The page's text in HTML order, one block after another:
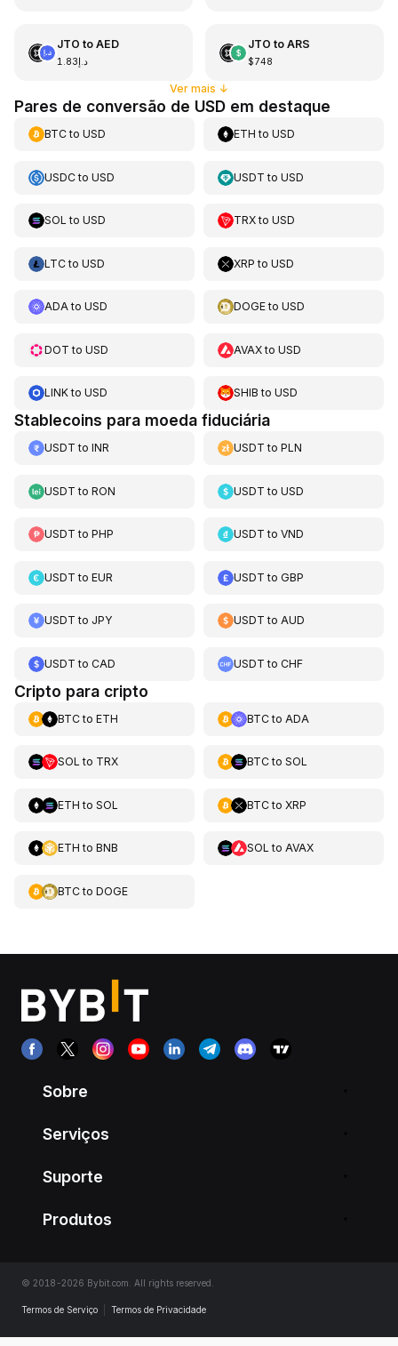
JTO to AED
د.إ1.83
JTO to ARS
$748
Ver mais ↓
Pares de conversão de USD em destaque
BTCto USD ETH toUSD
USDCto USD USDT toUSD
SOL to USD TRXtoUSD
LTCto USD XRP toUSD
ADAto USD DOGEtoUSD
DOT to USD AVAXtoUSD
LINKto USD SHIB toUSD
Stablecoins para moeda fiduciária
USDT to INR USDT toPLN
USDT to RON USDT toUSD
USDT to PHP USDT toVND
USDT to EUR USDT toGBP
USDT to JPY USDT toAUD
USDT to CAD USDT toCHF
Cripto para cripto
BTCto ETH BTCto ADA
SOL to TRX BTCto SOL
ETH to SOL BTCto XRP
ETH to BNB SOL to AVAX
BTCto DOGE
Sobre
Serviços
Suporte
Produtos
© 2018-2026 Bybit.com. All rights reserved.
Termos de Serviço Termos de Privacidade